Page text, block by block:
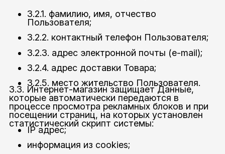
3.2.1. фамилию, имя, отчество
Пользователя;
3.2.2. контактный телефон Пользователя;
3.2.3. адрес электронной почты (e-mail);
3.2.4. адрес доставки Товара;
3.2.5. место жительство Пользователя.
3.3. Интернет-магазин защищает Данные,
которые автоматически передаются в
процессе просмотра рекламных блоков и при
посещении страниц, на которых установлен
статистический скрипт системы:
IP адрес;
информация из cookies;